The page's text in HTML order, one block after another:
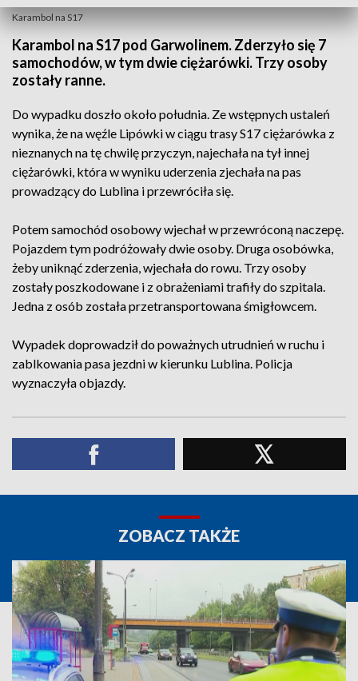
Karambol na S17
Karambol na S17 pod Garwolinem. Zderzyło się 7
samochodów, w tym dwie ciężarówki. Trzy osoby
zostały ranne.
Do wypadku doszło około południa. Ze wstępnych ustaleń
wynika, że na węźle Lipówki w ciągu trasy S17 ciężarówka z
nieznanych na tę chwilę przyczyn, najechała na tył innej
ciężarówki, która w wyniku uderzenia zjechała na pas
prowadzący do Lublina i przewróciła się.
Potem samochód osobowy wjechał w przewróconą naczepę.
Pojazdem tym podróżowały dwie osoby. Druga osobówka,
żeby uniknąć zderzenia, wjechała do rowu. Trzy osoby
zostały poszkodowane i z obrażeniami trafiły do szpitala.
Jedna z osób została przetransportowana śmigłowcem.
Wypadek doprowadził do poważnych utrudnień w ruchu i
zablkowania pasa jezdni w kierunku Lublina. Policja
wyznaczyła objazdy.
ZOBACZ TAKŻE